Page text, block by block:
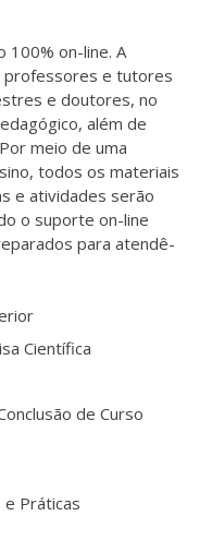
100% on-line. A
professores e tutores
e doutores, no
além de
meio de uma
todos os materiais
e atividades serão
o suporte on-line
para atendê-
Científica
de Curso
e Práticas